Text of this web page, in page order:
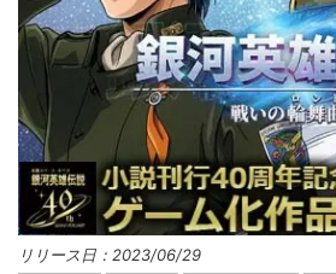
リリース日：2023/06/29